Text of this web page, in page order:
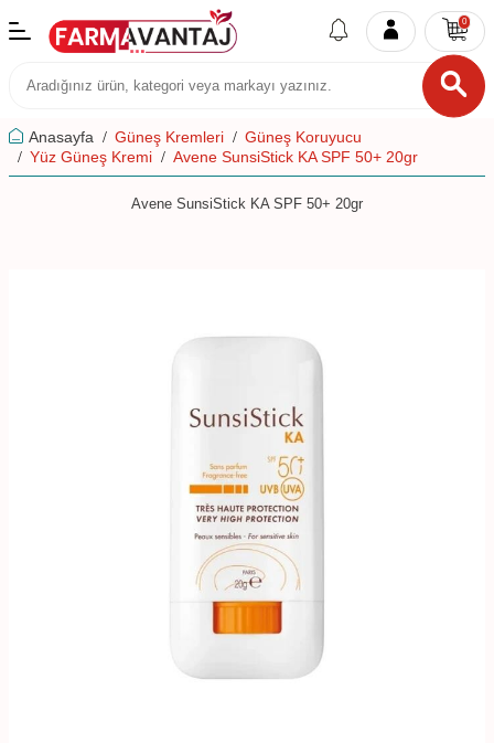
0
Anasayfa Güneş Kremleri
Güneş Koruyucu
Yüz Güneş Kremi
Avene SunsiStick KA SPF 50+ 20gr
Avene SunsiStick KA SPF 50+ 20gr